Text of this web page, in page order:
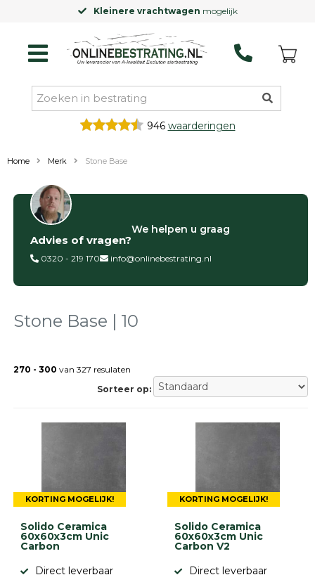
Kleinere vrachtwagen mogelijk
946 waarderingen
Home Merk Stone Base
Categorieën
Siertegels
Betontegels
tegels
Buitentegels
bestrating
Wildverband
bestrating
Straatklinkers
Advies of vragen?
We helpen u graag
0320 - 219 170 info@onlinebestrating.nl
Stone Base | 10
270 - 300 van 327 resulaten
Sorteer op:
KORTING MOGELIJK!
Solido Ceramica
60x60x3cm Unic
Carbon
Direct leverbaar
KORTING MOGELIJK!
Solido Ceramica
60x60x3cm Unic
Carbon V2
Direct leverbaar